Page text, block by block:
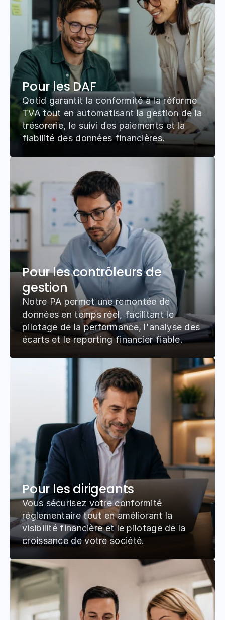
Pour les DAF
Qotid garantit la conformité à la réforme
TVA tout en automatisant la gestion de la
trésorerie, le suivi des paiements et la
fiabilité des données financières.
Pour les contrôleurs de
gestion
Notre PA permet une remontée de
données en temps réel, facilitant le
pilotage de la performance, l'analyse des
écarts et le reporting financier fiable.
Pour les dirigeants
Vous sécurisez votre conformité
réglementaire tout en améliorant la
visibilité financière et le pilotage de la
croissance de votre société.